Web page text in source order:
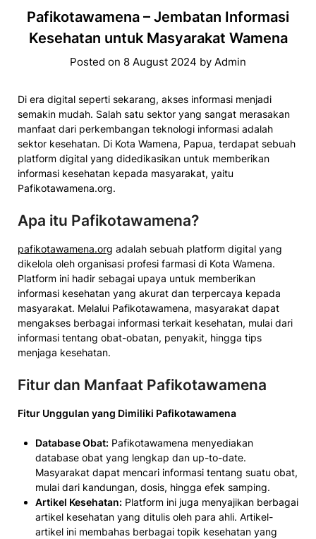
Pafikotawamena – Jembatan Informasi
Kesehatan untuk Masyarakat Wamena
Posted on 8 August 2024 by Admin
Di era digital seperti sekarang, akses informasi menjadi
semakin mudah. Salah satu sektor yang sangat merasakan
manfaat dari perkembangan teknologi informasi adalah
sektor kesehatan. Di Kota Wamena, Papua, terdapat sebuah
platform digital yang didedikasikan untuk memberikan
informasi kesehatan kepada masyarakat, yaitu
Pafikotawamena.org.
Apa itu Pafikotawamena?
pafikotawamena.org adalah sebuah platform digital yang
dikelola oleh organisasi profesi farmasi di Kota Wamena.
Platform ini hadir sebagai upaya untuk memberikan
informasi kesehatan yang akurat dan terpercaya kepada
masyarakat. Melalui Pafikotawamena, masyarakat dapat
mengakses berbagai informasi terkait kesehatan, mulai dari
informasi tentang obat-obatan, penyakit, hingga tips
menjaga kesehatan.
Fitur dan Manfaat Pafikotawamena
Fitur Unggulan yang Dimiliki Pafikotawamena
Database Obat: Pafikotawamena menyediakan
database obat yang lengkap dan up-to-date.
Masyarakat dapat mencari informasi tentang suatu obat,
mulai dari kandungan, dosis, hingga efek samping.
Artikel Kesehatan: Platform ini juga menyajikan berbagai
artikel kesehatan yang ditulis oleh para ahli. Artikel-
artikel ini membahas berbagai topik kesehatan yang